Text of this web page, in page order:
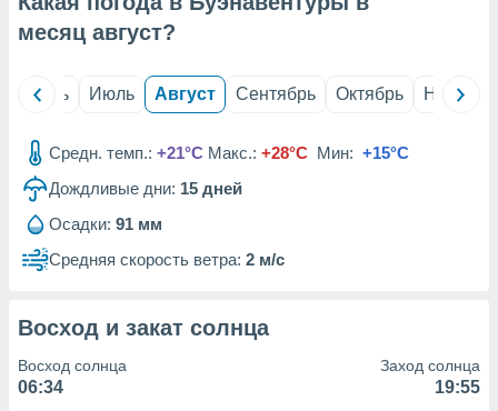
из
данных
месяц август?
Июнь Июль Август Сентябрь Октябрь Ноябрь
Средн. темп.: +21°C Макс.: +28°C Мин: +15°C
Дождливые дни: 15 дней
Осадки: 91 мм
Средняя скорость ветра: 2 м/с
Восход и закат солнца
Восход солнца
06:34
Заход солнца
19:55